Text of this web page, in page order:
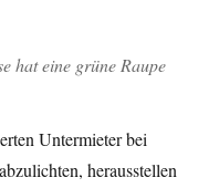
hat eine grüne Raupe
Untermieter bei
herausstellen